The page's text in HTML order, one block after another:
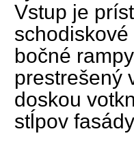
Vstup je
bočné
prestrešený
doskou
stĺpov